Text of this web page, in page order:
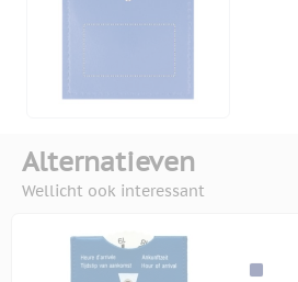
Alternatieven
Wellicht ook interessant